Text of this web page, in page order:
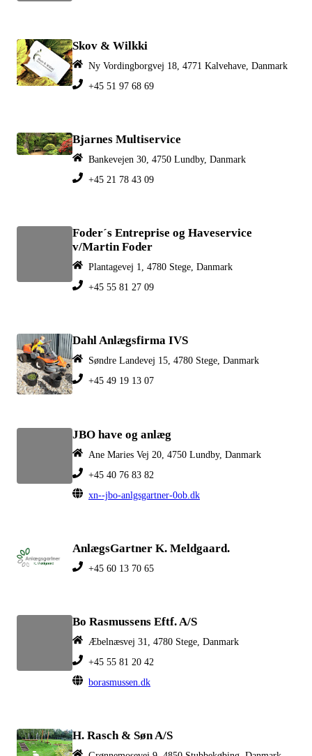
Skov & Wilkki
Ny Vordingborgvej 18, 4771 Kalvehave, Danmark
+45 51 97 68 69
Bjarnes Multiservice
Bankevejen 30, 4750 Lundby, Danmark
+45 21 78 43 09
Foder´s Entreprise og Haveservice
v/Martin Foder
Plantagevej 1, 4780 Stege, Danmark
+45 55 81 27 09
Dahl Anlægsfirma IVS
Søndre Landevej 15, 4780 Stege, Danmark
+45 49 19 13 07
JBO have og anlæg
Ane Maries Vej 20, 4750 Lundby, Danmark
+45 40 76 83 82
xn--jbo-anlgsgartner-0ob.dk
AnlægsGartner K. Meldgaard.
+45 60 13 70 65
Bo Rasmussens Eftf. A/S
Æbelnæsvej 31, 4780 Stege, Danmark
+45 55 81 20 42
borasmussen.dk
H. Rasch & Søn A/S